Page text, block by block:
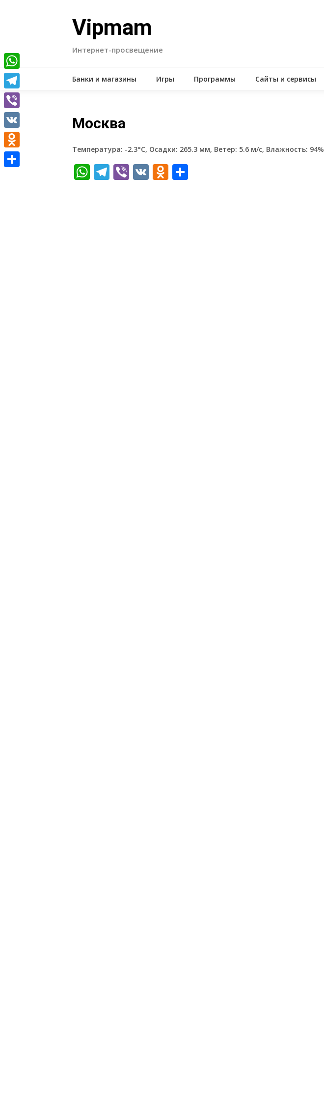
Vipmam
Интернет-просвещение
Банки и магазины Игры Программы Сайты и сервисы
Москва
Температура: -2.3°C, Осадки: 265.3 мм, Ветер: 5.6 м/с, Влажность: 94%
WhatsApp
Telegram
Viber
VKOdnoklassniki
WhatsApp
Telegram
Viber
VK
Odnoklassniki